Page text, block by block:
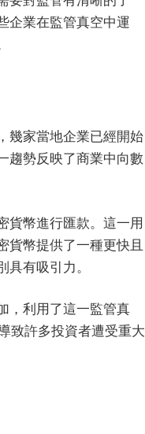
企業在監管真空中運
幾家當地企業已經開始
趨勢反映了商業中向數
貨幣進行匯款。這一用
貨幣提供了一種更快且
有吸引力。
，利用了這一監管真
致許多投資者遭受重大